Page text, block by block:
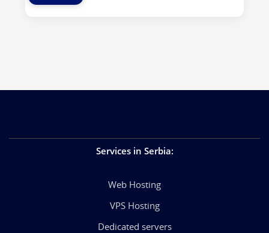
Services in Serbia:
Web Hosting
VPS Hosting
Dedicated servers